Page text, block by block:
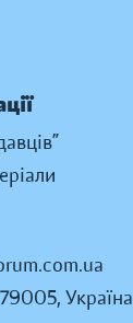
Україна